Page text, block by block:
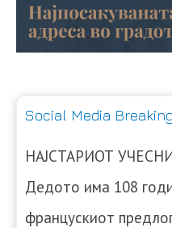
Social Media
НАЈСТАРИОТ
Дедото има 108
францускиот